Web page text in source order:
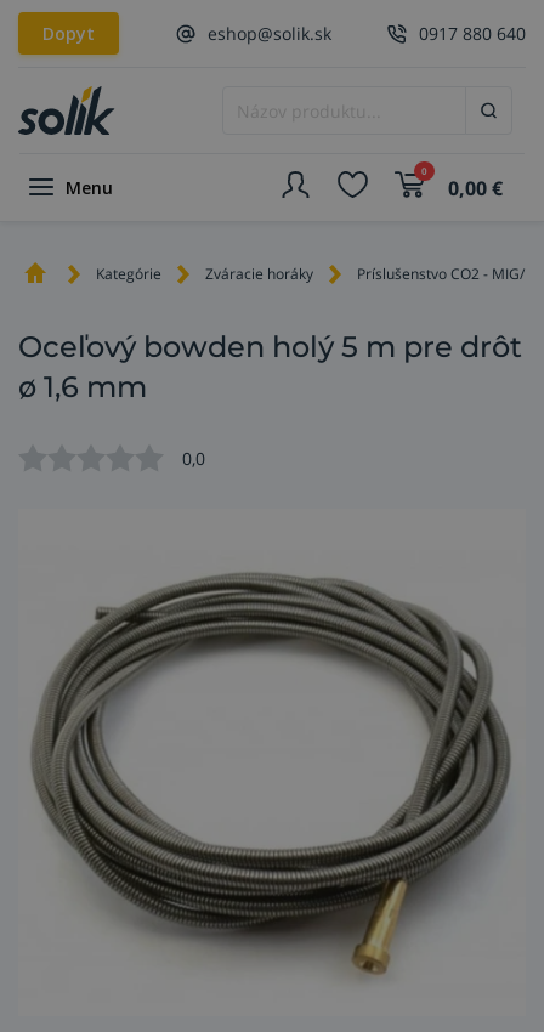
Dopyt eshop@solik.sk 0917 880 640
Menu
0
0,00€
Kategórie Zváracie horáky Príslušenstvo CO2 - MIG/
Oceľový bowden holý 5 m pre drôt
ø 1,6 mm
0,0